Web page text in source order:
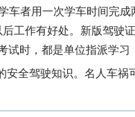
车者用一次学车时间完
工作有好处。新版驾驶
时，都是单位指派学习
全驾驶知识。名人车